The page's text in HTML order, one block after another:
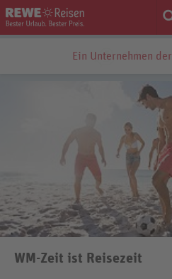
Ein Unternehmen der
WM-Zeit ist Reisezeit